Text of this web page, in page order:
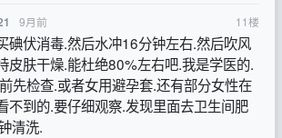
9月前 11楼
碘伏消毒.然后水冲16分钟左右.然后吹风
皮肤干燥.能杜绝80%左右吧.我是学医的.
先检查.或者女用避孕套.还有部分女性在
不到的.要仔细观察.发现里面去卫生间肥
清洗.